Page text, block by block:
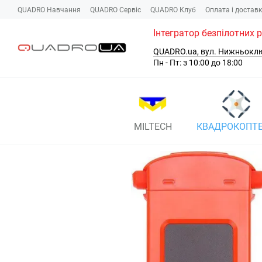
Перейти до основного контенту
QUADRO Навчання QUADRO Сервіc QUADRO Клуб Оплата і
Інтегратор безпілотних
QUADRO.ua, вул.
Пн - Пт: з 10:00 до 18:00
MILTECH